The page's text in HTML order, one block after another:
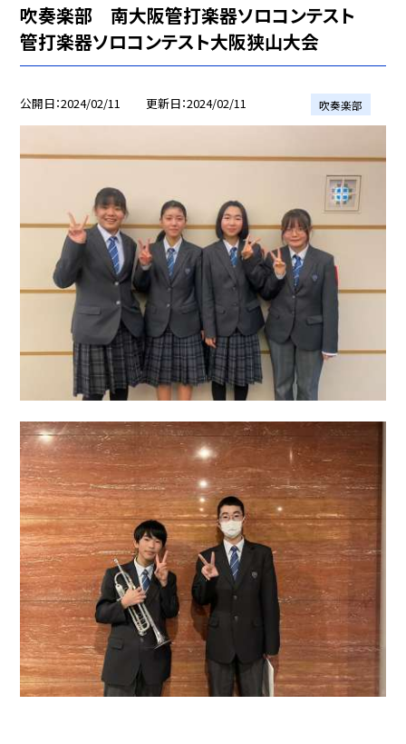
吹奏楽部 南大阪管打楽器ソロコンテスト
管打楽器ソロコンテスト大阪狭山大会
公開日 2024/02/11 更新日 2024/02/11 吹奏楽部